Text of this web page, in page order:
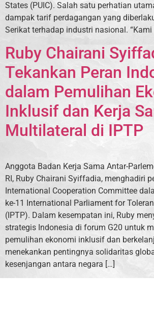
States (PUIC). Salah satu perhatian
dampak tarif perdagangan yang
Serikat terhadap industri nasional. “Kami
Ruby Chairani
Tekankan Peran
dalam Pemulihan
Inklusif dan Kerja
Multilateral di IPTP
Anggota Badan Kerja Sama Antar-
RI, Ruby Chairani Syiffadia, menghadiri
International Cooperation Committee
ke-11 International Parliament for
(IPTP). Dalam kesempatan ini, Ruby
strategis Indonesia di forum G20 untuk
pemulihan ekonomi inklusif dan
menekankan pentingnya solidaritas
kesenjangan antara negara […]